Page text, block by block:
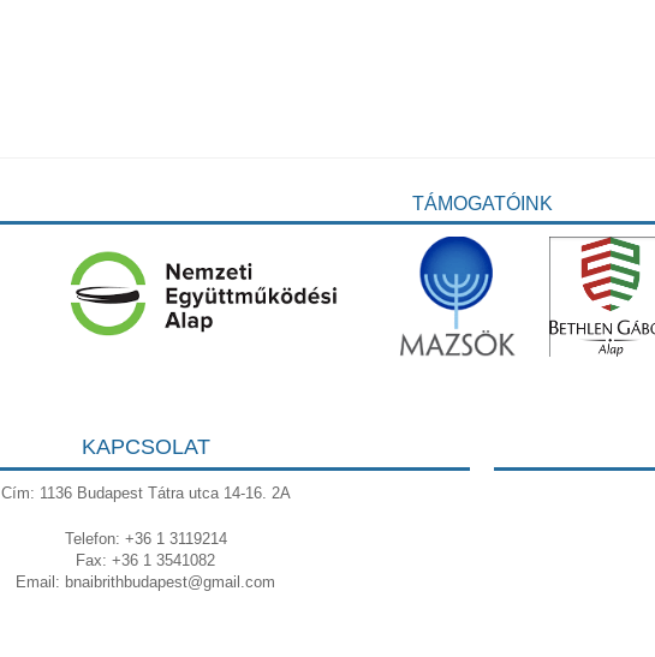
TÁMOGATÓINK
KAPCSOLAT
Cím: 1136 Budapest Tátra utca 14-16. 2A
Telefon: +36 1 3119214
Fax: +36 1 3541082
Email: bnaibrithbudapest@gmail.com